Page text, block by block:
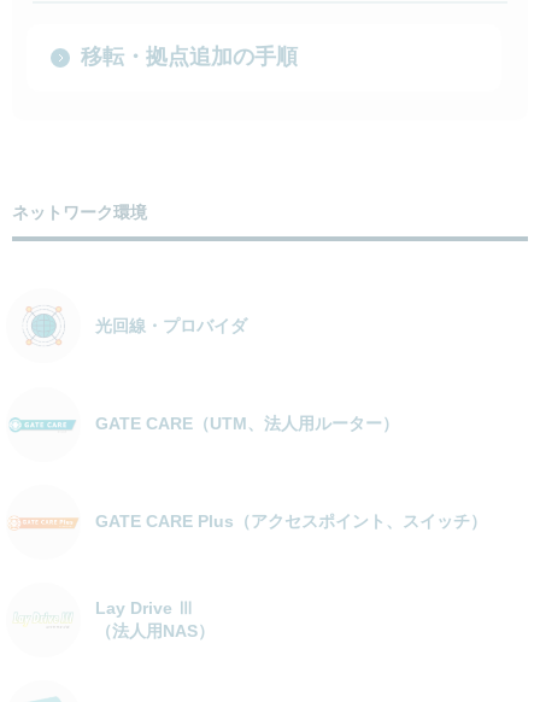
移転・拠点追加の手順
ネットワーク環境
光回線・プロバイダ
GATE CARE（UTM、法人用ルーター）
GATE CARE Plus（アクセスポイント、スイッチ）
Lay Drive Ⅲ
（法人用NAS）